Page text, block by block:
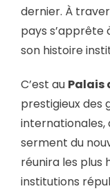
dernier. À
pays s’apprête
son histoire
C’est au Palais
prestigieux des
internationales,
serment du
réunira les plus
institutions